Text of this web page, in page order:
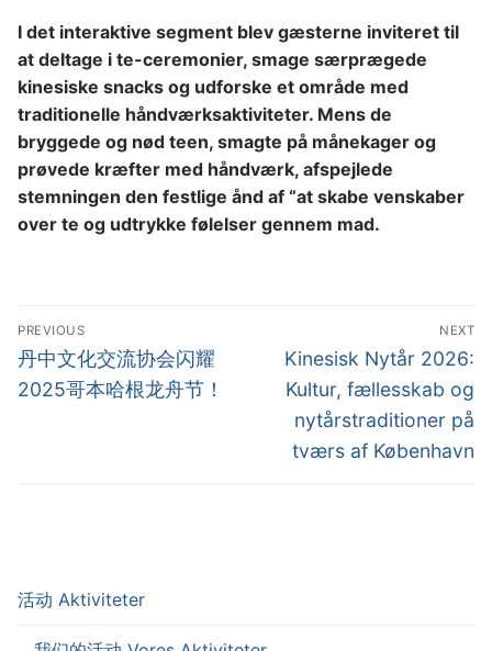
I det interaktive segment blev gæsterne inviteret til
at deltage i te-ceremonier, smage særprægede
kinesiske snacks og udforske et område med
traditionelle håndværksaktiviteter. Mens de
bryggede og nød teen, smagte på månekager og
prøvede kræfter med håndværk, afspejlede
stemningen den festlige ånd af “at skabe venskaber
over te og udtrykke følelser gennem mad.
Indlægsnavigation
PREVIOUS
Previous
post:
丹中文化交流协会闪耀
2025哥本哈根龙舟节！
NEXT
Next
post:
Kinesisk Nytår 2026:
Kultur, fællesskab og
nytårstraditioner på
tværs af København
活动 Aktiviteter